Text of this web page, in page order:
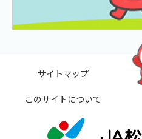
サイトマップ
このサイトについて